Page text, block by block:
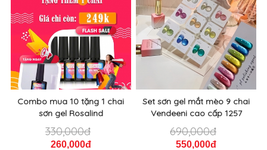
Combo mua 10 tặng 1 chai
sơn gel Rosalind
330,000đ
260,000đ
Set sơn gel mắt mèo 9 chai
Vendeeni cao cấp 1257
690,000đ
550,000đ